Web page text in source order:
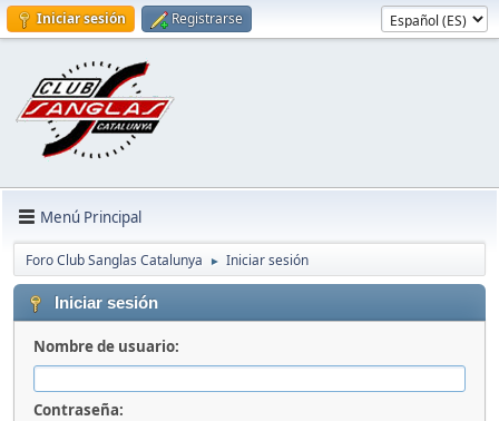
Iniciar sesión Registrarse
Menú Principal
Foro Club Sanglas Catalunya ► Iniciar sesión
Iniciar sesión
Nombre de usuario:
Contraseña: